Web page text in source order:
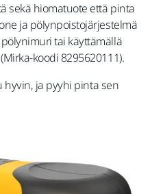
sekä hiomatuote että pinta
ja pölynpoistojärjestelmä
tai käyttämällä
koodi 8295620111).
hyvin, ja pyyhi pinta sen